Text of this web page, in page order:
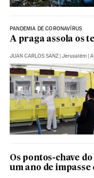
PANDEMIA DE CORONAVÍRUS
A praga assola os
JUAN CARLOS SANZ Jerusalém
Os pontos-chave
um ano de